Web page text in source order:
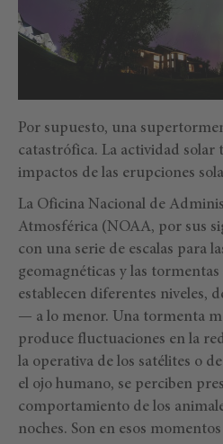
Por supuesto, una
catastrófica. La actividad solar
impactos de las erupciones
La Oficina Nacional de
Atmosférica (NOAA, por sus
con una serie de escalas para
geomagnéticas y las
establecen diferentes niveles,
— a lo menor. Una tormenta
produce fluctuaciones en la
la operativa de los satélites o
el ojo humano, se perciben
comportamiento de los
noches. Son en esos